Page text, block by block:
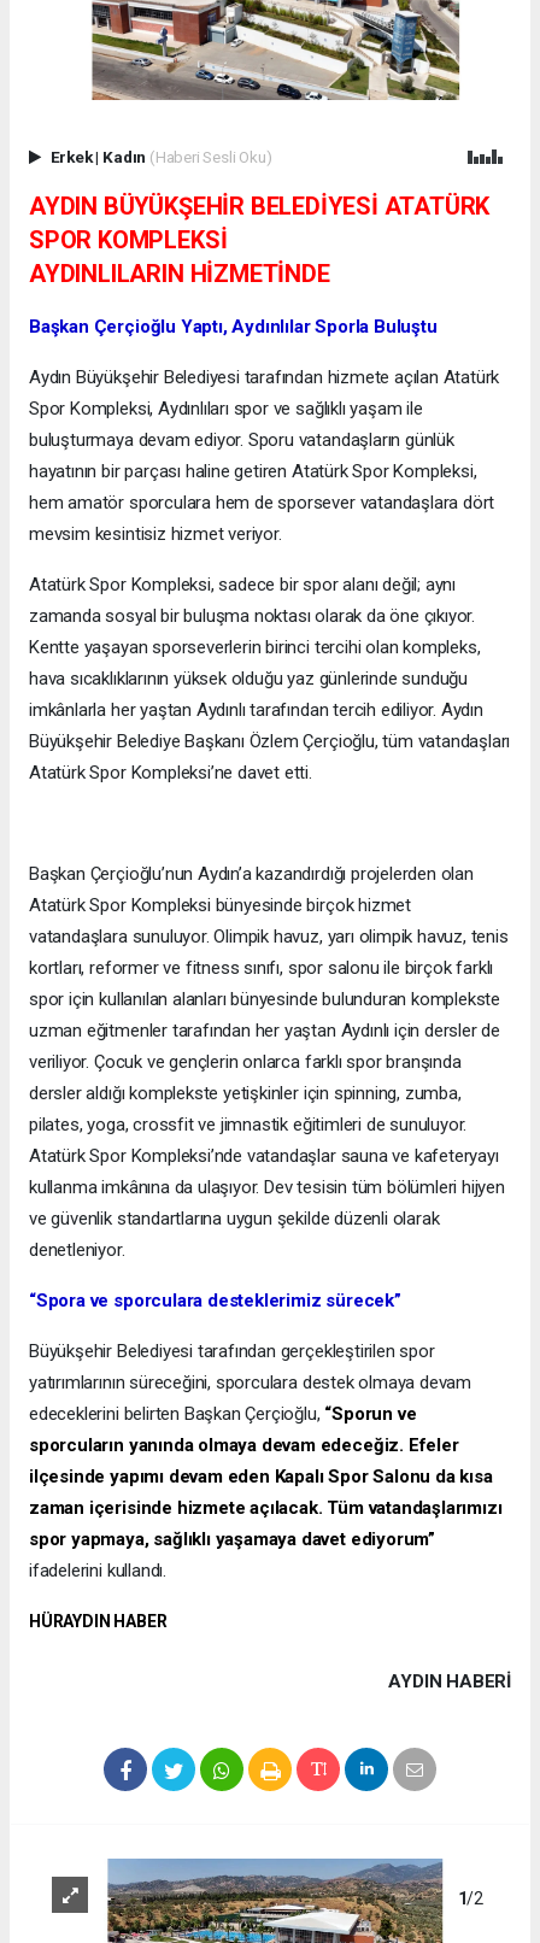
Erkek| Kadın (Haberi Sesli Oku)
AYDIN BÜYÜKŞEHİR BELEDİYESİ ATATÜRK
SPOR KOMPLEKSİ
AYDINLILARIN HİZMETİNDE
Başkan Çerçioğlu Yaptı, Aydınlılar Sporla Buluştu
Aydın Büyükşehir Belediyesi tarafından hizmete açılan Atatürk
Spor Kompleksi, Aydınlıları spor ve sağlıklı yaşam ile
buluşturmaya devam ediyor. Sporu vatandaşların günlük
hayatının bir parçası haline getiren Atatürk Spor Kompleksi,
hem amatör sporculara hem de sporsever vatandaşlara dört
mevsim kesintisiz hizmet veriyor.
Atatürk Spor Kompleksi, sadece bir spor alanı değil; aynı
zamanda sosyal bir buluşma noktası olarak da öne çıkıyor.
Kentte yaşayan sporseverlerin birinci tercihi olan kompleks,
hava sıcaklıklarının yüksek olduğu yaz günlerinde sunduğu
imkânlarla her yaştan Aydınlı tarafından tercih ediliyor. Aydın
Büyükşehir Belediye Başkanı Özlem Çerçioğlu, tüm vatandaşları
Atatürk Spor Kompleksi’ne davet etti.
Başkan Çerçioğlu’nun Aydın’a kazandırdığı projelerden olan
Atatürk Spor Kompleksi bünyesinde birçok hizmet
vatandaşlara sunuluyor. Olimpik havuz, yarı olimpik havuz, tenis
kortları, reformer ve fitness sınıfı, spor salonu ile birçok farklı
spor için kullanılan alanları bünyesinde bulunduran komplekste
uzman eğitmenler tarafından her yaştan Aydınlı için dersler de
veriliyor. Çocuk ve gençlerin onlarca farklı spor branşında
dersler aldığı komplekste yetişkinler için spinning, zumba,
pilates, yoga, crossfit ve jimnastik eğitimleri de sunuluyor.
Atatürk Spor Kompleksi’nde vatandaşlar sauna ve kafeteryayı
kullanma imkânına da ulaşıyor. Dev tesisin tüm bölümleri hijyen
ve güvenlik standartlarına uygun şekilde düzenli olarak
denetleniyor.
“Spora ve sporculara desteklerimiz sürecek”
Büyükşehir Belediyesi tarafından gerçekleştirilen spor
yatırımlarının süreceğini, sporculara destek olmaya devam
edeceklerini belirten Başkan Çerçioğlu, “Sporun ve
sporcuların yanında olmaya devam edeceğiz. Efeler
ilçesinde yapımı devam eden Kapalı Spor Salonu da kısa
zaman içerisinde hizmete açılacak. Tüm vatandaşlarımızı
spor yapmaya, sağlıklı yaşamaya davet ediyorum”
ifadelerini kullandı.
HÜRAYDIN HABER
AYDIN HABERİ
1/2